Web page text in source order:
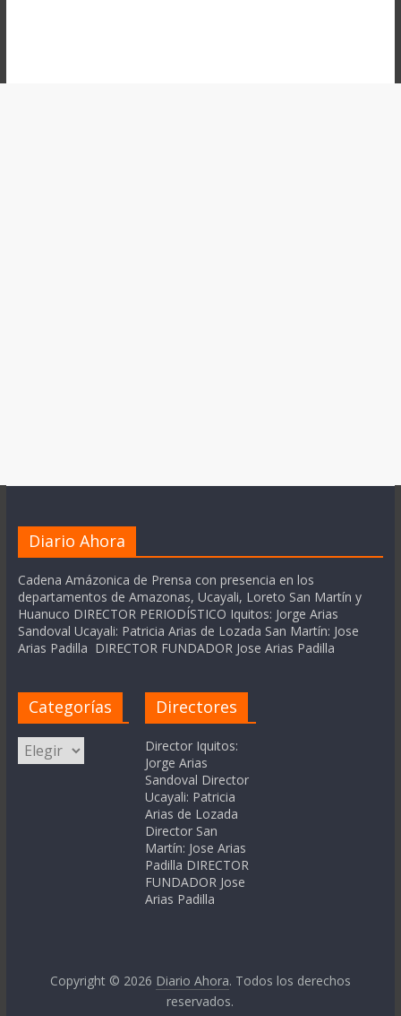
Diario Ahora
Cadena Amázonica de Prensa con presencia en los
departamentos de Amazonas, Ucayali, Loreto San Martín y
Huanuco DIRECTOR PERIODÍSTICO Iquitos: Jorge Arias
Sandoval Ucayali: Patricia Arias de Lozada San Martín: Jose
Arias Padilla DIRECTOR FUNDADOR Jose Arias Padilla
Categorías
Categorías
Directores
Director Iquitos:
Jorge Arias
Sandoval Director
Ucayali: Patricia
Arias de Lozada
Director San
Martín: Jose Arias
Padilla DIRECTOR
FUNDADOR Jose
Arias Padilla
Copyright © 2026 Diario Ahora. Todos los derechos
reservados.